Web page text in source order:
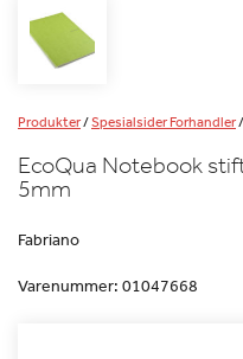
Produkter/Spesialsider Forhandler/
EcoQua Notebook
5mm
Fabriano
Varenummer: 01047668